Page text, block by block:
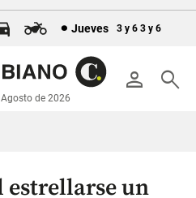
Jueves 3 y 6 3 y 6
person search
Agosto de 2026
estrellarse un